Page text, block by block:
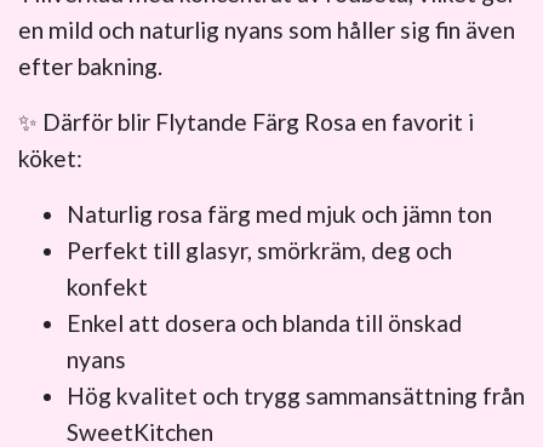
en mild och naturlig nyans som håller sig fin även
efter bakning.
✨ Därför blir Flytande Färg Rosa en favorit i
köket:
Naturlig rosa färg med mjuk och jämn ton
Perfekt till glasyr, smörkräm, deg och
konfekt
Enkel att dosera och blanda till önskad
nyans
Hög kvalitet och trygg sammansättning från
SweetKitchen